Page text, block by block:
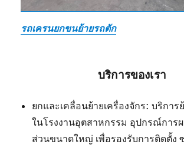
รถเครนยกขนย้ายรถตัก
บริการของเรา
ยกและเคลื่อนย้ายเครื่องจักร: บริการ
ในโรงงานอุตสาหกรรม อุปกรณ์การ
ส่วนขนาดใหญ่ เพื่อรองรับการติดตั้ง